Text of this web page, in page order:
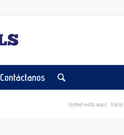
Contáctanos
Usted está aquí: Inicio